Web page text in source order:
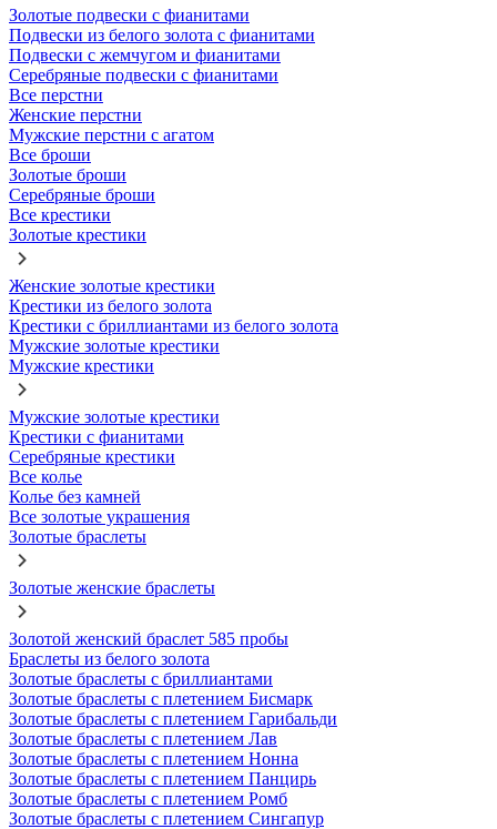
Золотые подвески с фианитами
Подвески из белого золота с фианитами
Подвески с жемчугом и фианитами
Серебряные подвески с фианитами
Все перстни
Женские перстни
Мужские перстни с агатом
Все броши
Золотые броши
Серебряные броши
Все крестики
Золотые крестики
Женские золотые крестики
Крестики из белого золота
Крестики с бриллиантами из белого золота
Мужские золотые крестики
Мужские крестики
Мужские золотые крестики
Крестики с фианитами
Серебряные крестики
Все колье
Колье без камней
Все золотые украшения
Золотые браслеты
Золотые женские браслеты
Золотой женский браслет 585 пробы
Браслеты из белого золота
Золотые браслеты с бриллиантами
Золотые браслеты с плетением Бисмарк
Золотые браслеты с плетением Гарибальди
Золотые браслеты с плетением Лав
Золотые браслеты с плетением Нонна
Золотые браслеты с плетением Панцирь
Золотые браслеты с плетением Ромб
Золотые браслеты с плетением Сингапур